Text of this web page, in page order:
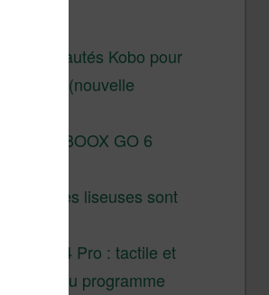
Les nouveautés Kobo pour
la fin 2026 (nouvelle
Test de la BOOX GO 6
Pourquoi les liseuses sont
XTEINK X4 Pro : tactile et
éclairage au programme